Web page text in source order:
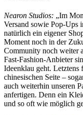
Nearon Studios: „Im
Versand sowie Pop-Ups
natürlich ein eigener
Moment noch in der
Community noch weiter
Fast-Fashion-Anbieter
Ideenklau geht. Letztens
chinesischen Seite –
auch weiterhin unseren
anfertigen. Denn ein
und so oft wie möglich